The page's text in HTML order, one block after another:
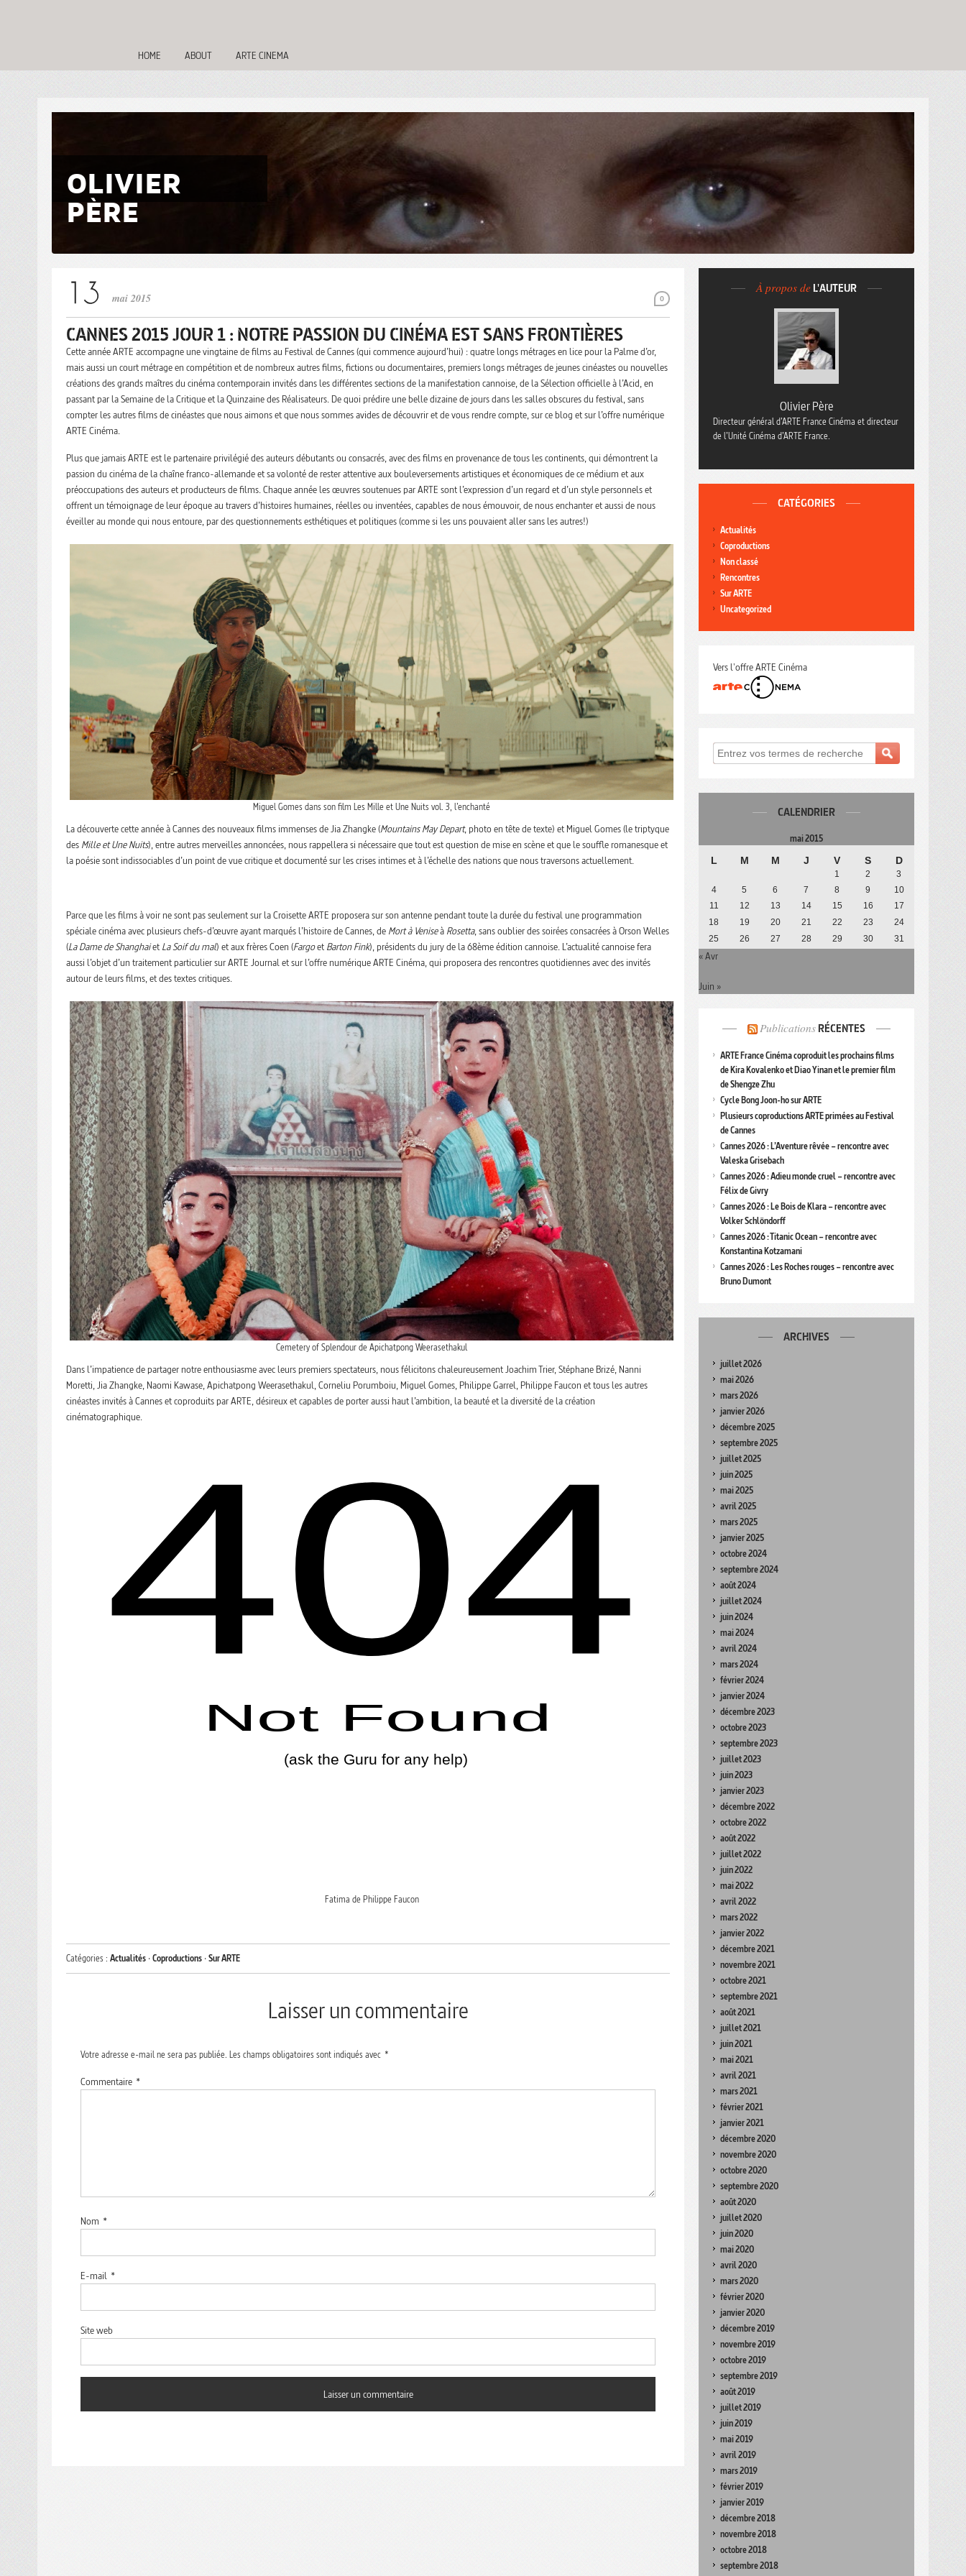
HOME ABOUT ARTE CINEMA
OLIVIER
PÈRE
0
mai 2015
CANNES 2015 JOUR 1 : NOTRE PASSION DU CINÉMA EST SANS FRONTIÈRES
Cette année ARTE accompagne une vingtaine de films au Festival de Cannes (qui commence aujourd’hui) : quatre longs métrages en lice pour la Palme d’or,
mais aussi un court métrage en compétition et de nombreux autres films, fictions ou documentaires, premiers longs métrages de jeunes cinéastes ou nouvelles
créations des grands maîtres du cinéma contemporain invités dans les différentes sections de la manifestation cannoise, de la Sélection officielle à l’Acid, en
passant par la Semaine de la Critique et la Quinzaine des Réalisateurs. De quoi prédire une belle dizaine de jours dans les salles obscures du festival, sans
compter les autres films de cinéastes que nous aimons et que nous sommes avides de découvrir et de vous rendre compte, sur ce blog et sur l’offre numérique
ARTE Cinéma.
Plus que jamais ARTE est le partenaire privilégié des auteurs débutants ou consacrés, avec des films en provenance de tous les continents, qui démontrent la
passion du cinéma de la chaîne franco-allemande et sa volonté de rester attentive aux bouleversements artistiques et économiques de ce médium et aux
préoccupations des auteurs et producteurs de films. Chaque année les œuvres soutenues par ARTE sont l’expression d’un regard et d’un style personnels et
offrent un témoignage de leur époque au travers d’histoires humaines, réelles ou inventées, capables de nous émouvoir, de nous enchanter et aussi de nous
éveiller au monde qui nous entoure, par des questionnements esthétiques et politiques (comme si les uns pouvaient aller sans les autres!)
Miguel Gomes dans son film Les Mille et Une Nuits vol. 3, l’enchanté
La découverte cette année à Cannes des nouveaux films immenses de Jia Zhangke (Mountains May Depart, photo en tête de texte) et Miguel Gomes (le triptyque
des Mille et Une Nuits), entre autres merveilles annoncées, nous rappellera si nécessaire que tout est question de mise en scène et que le souffle romanesque et
la poésie sont indissociables d’un point de vue critique et documenté sur les crises intimes et à l’échelle des nations que nous traversons actuellement.
Parce que les films à voir ne sont pas seulement sur la Croisette ARTE proposera sur son antenne pendant toute la durée du festival une programmation
spéciale cinéma avec plusieurs chefs-d’œuvre ayant marqués l’histoire de Cannes, de Mort à Veniseà Rosetta, sans oublier des soirées consacrées à Orson Welles
(La Dame de Shanghaiet La Soif du mal) et aux frères Coen (Fargoet Barton Fink), présidents du jury de la 68ème édition cannoise. L’actualité cannoise fera
aussi l’objet d’un traitement particulier sur ARTE Journal et sur l’offre numérique ARTE Cinéma, qui proposera des rencontres quotidiennes avec des invités
autour de leurs films, et des textes critiques.
Cemetery of Splendour de Apichatpong Weerasethakul
Dans l’impatience de partager notre enthousiasme avec leurs premiers spectateurs, nous félicitons chaleureusement Joachim Trier, Stéphane Brizé, Nanni
Moretti, Jia Zhangke, Naomi Kawase, Apichatpong Weerasethakul, Corneliu Porumboiu, Miguel Gomes, Philippe Garrel, Philippe Faucon et tous les autres
cinéastes invités à Cannes et coproduits par ARTE, désireux et capables de porter aussi haut l’ambition, la beauté et la diversité de la création
cinématographique.
Fatima de Philippe Faucon
Catégories : Actualités ·Coproductions ·Sur ARTE
Laisser un commentaire
Votre adresse e-mail ne sera pas publiée. Les champs obligatoires sont indiqués avec *
Commentaire *
Nom *
E-mail *
Site web
À propos de L'AUTEUR
Olivier Père
Directeur général d’ARTE France Cinéma et directeur
de l’Unité Cinéma d’ARTE France.
CATÉGORIES
Actualités
Coproductions
Non classé
Rencontres
Sur ARTE
Uncategorized
Vers l'offre ARTE Cinéma
CALENDRIER
mai 2015
L M M J V S D
1 2
3
4
5 6 7 8 9
10
11
12 13 14 15 16
17
18
19 20 21 22 23
24
25
26 27 28 29 30 31
« Avr
Juin »
Publications RÉCENTES
ARTE France Cinéma coproduit les prochains films
de Kira Kovalenko et Diao Yinan et le premier film
de Shengze Zhu
Cycle Bong Joon-ho sur ARTE
Plusieurs coproductions ARTE primées au Festival
de Cannes
Cannes 2026 : L’Aventure rêvée – rencontre avec
Valeska Grisebach
Cannes 2026 : Adieu monde cruel – rencontre avec
Félix de Givry
Cannes 2026 : Le Bois de Klara – rencontre avec
Volker Schlöndorff
Cannes 2026 : Titanic Ocean – rencontre avec
Konstantina Kotzamani
Cannes 2026 : Les Roches rouges – rencontre avec
Bruno Dumont
ARCHIVES
juillet 2026
mai 2026
mars 2026
janvier 2026
décembre 2025
septembre 2025
juillet 2025
juin 2025
mai 2025
avril 2025
mars 2025
janvier 2025
octobre 2024
septembre 2024
août 2024
juillet 2024
juin 2024
mai 2024
avril 2024
mars 2024
février 2024
janvier 2024
décembre 2023
octobre 2023
septembre 2023
juillet 2023
juin 2023
janvier 2023
décembre 2022
octobre 2022
août 2022
juillet 2022
juin 2022
mai 2022
avril 2022
mars 2022
janvier 2022
décembre 2021
novembre 2021
octobre 2021
septembre 2021
août 2021
juillet 2021
juin 2021
mai 2021
avril 2021
mars 2021
février 2021
janvier 2021
décembre 2020
novembre 2020
octobre 2020
septembre 2020
août 2020
juillet 2020
juin 2020
mai 2020
avril 2020
mars 2020
février 2020
janvier 2020
décembre 2019
novembre 2019
octobre 2019
septembre 2019
août 2019
juillet 2019
juin 2019
mai 2019
avril 2019
mars 2019
février 2019
janvier 2019
décembre 2018
novembre 2018
octobre 2018
septembre 2018